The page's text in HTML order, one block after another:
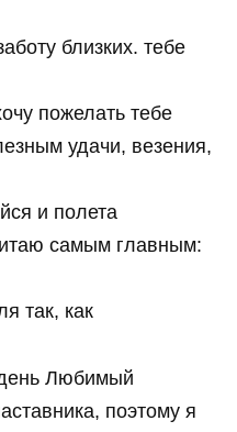
близких. тебе
пожелать тебе
удачи, везения,
и полета
самым главным:
так, как
Любимый
поэтому я